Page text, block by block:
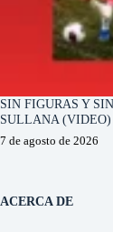
SIN FIGURAS Y
SULLANA (VIDEO)
7 de agosto de 2026
ACERCA DE